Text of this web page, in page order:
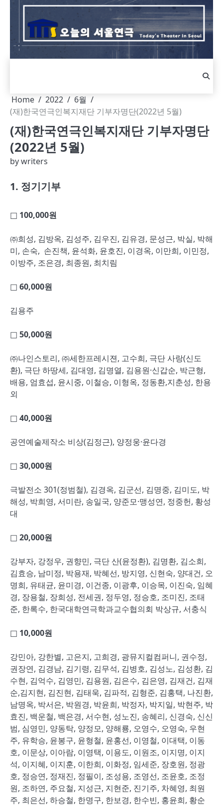
Skip
content
Home 2022
6월
(재)한국연극인복지재단 기부자명단(2022년 5월)
(재)한국연극인복지재단 기부자명단
(2022년 5월)
bywriters
1. 정기기부
□ 100,000원
㈜희성, 김방옥, 김성주, 김우진, 김유경, 문성근, 박실, 박해
미, 손숙, 손진책, 윤석화, 윤호진, 이경옥, 이만희, 이민정,
이방주, 조은경, 최종원, 최치림
□ 60,000원
김용주
□ 50,000원
㈜나인스토리, ㈜세한프레시젼, 고수희, 극단 사랑(신도
환), 극단 하땅세, 김대영, 김명열, 김용원·신갑순, 박근형,
배용, 엄효섭, 윤시중, 이철승, 이형옥, 정동환,지춘성, 한용
외
□ 40,000원
공연예술제작소 비상(김정근), 양정웅·윤다경
□ 30,000원
극발전소 301(정범철), 김경옥, 김군선, 김명중, 김미도, 박
해성, 박희영, 서미란, 송일국, 양준모·맹성연, 정중헌, 황성
대
□ 20,000원
강부자, 강정우, 권향민, 극단 산(윤정환), 김명환, 김소희,
김효승, 남미정, 박용재, 박혜선, 방지영, 신현숙, 양대건, 오
명희, 유태균, 윤미경, 이건종, 이광후, 이승목, 이진숙, 임혜
경, 장용철, 장희성, 전세권, 정두영, 정승호, 조미진, 조태
준, 한록수, 한국대학연극학과교수협의회 박상규, 서충식
□ 10,000원
강민아, 강한별, 고은지, 고희경, 광뮤지컬컴퍼니, 권수정,
권장연, 김경남, 김기령, 김무석, 김병호, 김성노, 김성환, 김
수현, 김억수, 김영민, 김용원, 김은수, 김은영, 김재건, 김재
순,김지현, 김진현, 김태욱, 김파적, 김형준, 김홍택, 나진환,
남명옥, 박서은, 박원경, 박윤희, 박정자, 박지일, 박현주, 박
효진, 백운철, 백은경, 서수현, 성노진, 송혜리, 신경숙, 신신
범, 심영민, 양동탁, 양정모, 양해룡, 오영수, 오영숙, 우현
주, 유학승, 윤봉구, 윤형철, 윤홍선, 이영철, 이대택, 이동
호, 이문상, 이아람, 이영택, 이용도, 이원조, 이지명, 이지
석, 이지혜, 이지훈, 이한희, 이화정, 임세준, 장호원, 정광
호, 정승연, 정재진, 정필이, 조성용, 조영선, 조윤호, 조정
원, 조하연, 주요철, 지성근, 지현준, 진기주, 차혜영, 최원
주, 최은선, 하승철, 한명구, 한보경, 한수빈, 홍윤희, 황순